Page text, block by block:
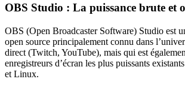
OBS Studio : La puissance brute et
OBS (Open Broadcaster Software) Studio est
open source principalement connu dans
direct (Twitch, YouTube), mais qui est
enregistreurs d’écran les plus puissants
et Linux.